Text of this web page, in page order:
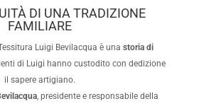
DI UNA TRADIZIONE
FAMILIARE
Luigi Bevilacqua è una storia di
di Luigi hanno custodito con dedizione
il sapere artigiano.
, presidente e responsabile della